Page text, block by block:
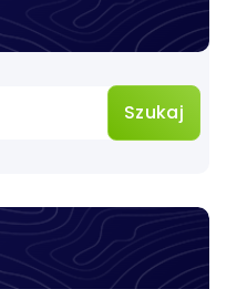
Szukaj